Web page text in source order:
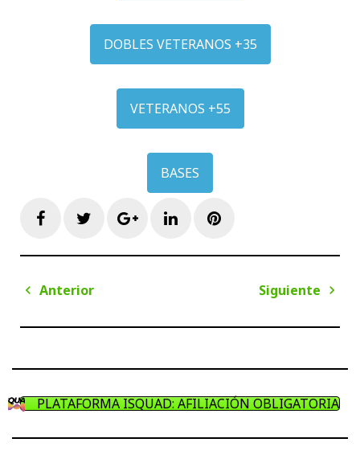
DOBLES VETERANOS +35
VETERANOS +55
BASES
FacebookTwitterGoogle+LinkedInPinterest
Navegación
entradas
Anterior
Siguiente
PLATAFORMA ISQUAD: AFILIACIÓN OBLIGATORIA